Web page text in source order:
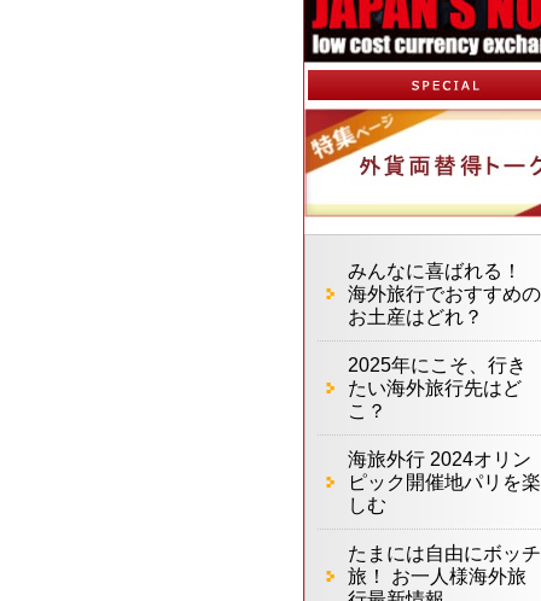
みんなに喜ばれる！
海外旅行でおすすめの
お土産はどれ？
2025年にこそ、行き
たい海外旅行先はど
こ？
海旅外行 2024オリン
ピック開催地パリを楽
しむ
たまには自由にボッチ
旅！ お一人様海外旅